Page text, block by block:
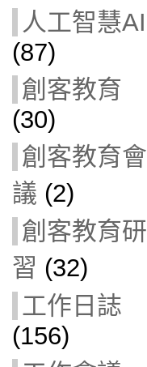
人工智慧AI
(87)
創客教育
(30)
創客教育會
議 (2)
創客教育研
習 (32)
工作日誌
(156)